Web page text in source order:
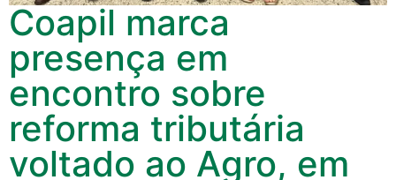
Coapil marca
presença em
encontro sobre
reforma tributária
voltado ao Agro, em